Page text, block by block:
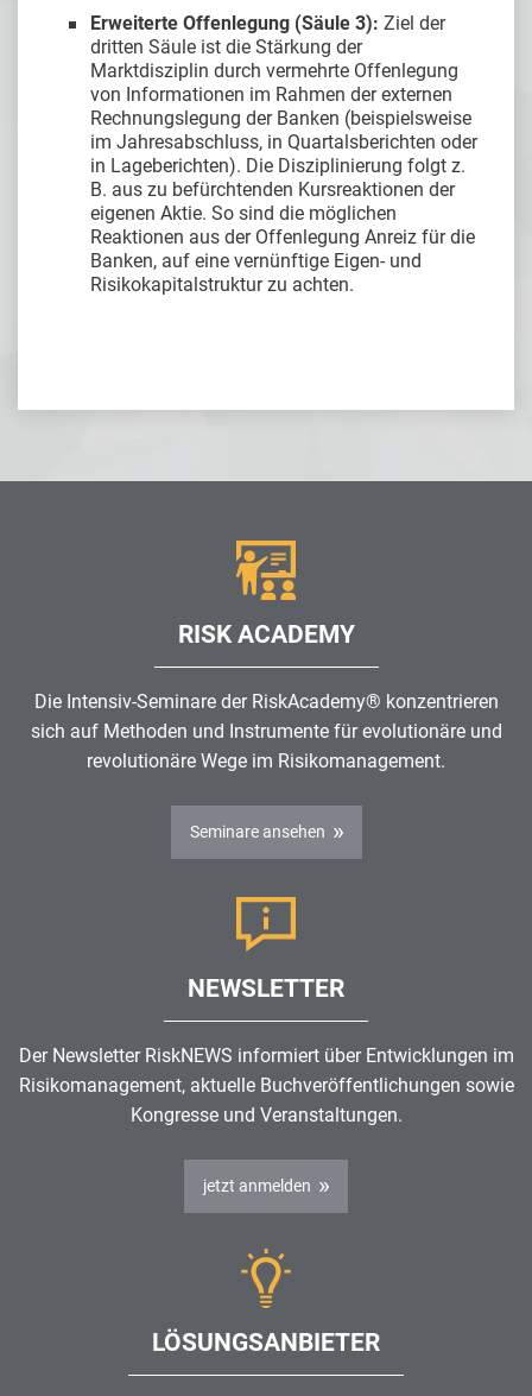
Erweiterte Offenlegung (Säule 3): Ziel der
dritten Säule ist die Stärkung der
Marktdisziplin durch vermehrte Offenlegung
von Informationen im Rahmen der externen
Rechnungslegung der Banken (beispielsweise
im Jahresabschluss, in Quartalsberichten oder
in Lageberichten). Die Disziplinierung folgt z.
B. aus zu befürchtenden Kursreaktionen der
eigenen Aktie. So sind die möglichen
Reaktionen aus der Offenlegung Anreiz für die
Banken, auf eine vernünftige Eigen- und
Risikokapitalstruktur zu achten.
RISK ACADEMY
Die Intensiv-Seminare der RiskAcademy® konzentrieren
sich auf Methoden und Instrumente für evolutionäre und
revolutionäre Wege im Risikomanagement.
Seminare ansehen
NEWSLETTER
Der Newsletter RiskNEWS informiert über Entwicklungen im
Risikomanagement, aktuelle Buchveröffentlichungen sowie
Kongresse und Veranstaltungen.
jetzt anmelden
LÖSUNGSANBIETER